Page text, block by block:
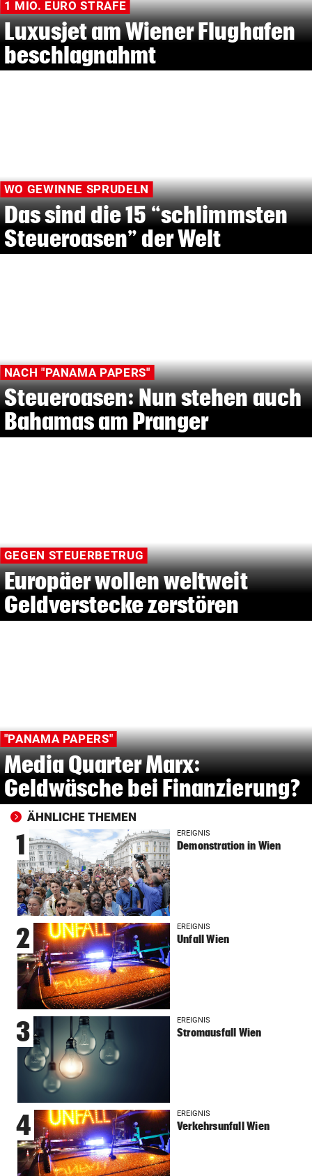
1 MIO. EURO STRAFE
Luxusjet am Wiener Flughafen
beschlagnahmt
WO GEWINNE SPRUDELN
Das sind die 15 “schlimmsten
Steueroasen” der Welt
NACH "PANAMA PAPERS"
Steueroasen: Nun stehen auch
Bahamas am Pranger
GEGEN STEUERBETRUG
Europäer wollen weltweit
Geldverstecke zerstören
"PANAMA PAPERS"
Media Quarter Marx:
Geldwäsche bei Finanzierung?
ÄHNLICHE THEMEN
1 EREIGNIS
Demonstration in Wien
2 EREIGNIS
Unfall Wien
3 EREIGNIS
Stromausfall Wien
4 EREIGNIS
Verkehrsunfall Wien